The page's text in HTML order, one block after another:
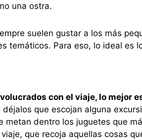
una ostra.
suelen gustar a los más
temáticos. Para eso, lo ideal es
con el viaje, lo mejor
que escojan alguna
metan dentro los juguetes que
que recoja aquellas cosas